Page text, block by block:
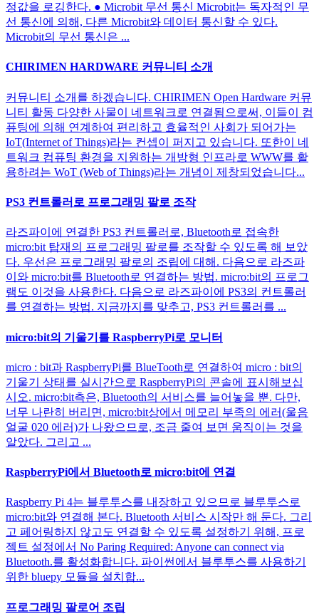
정값을 로깅한다. ● Microbit 무선 통신 Microbit는 독자적인 무
선 통신에 의해, 다른 Microbit와 데이터 통신할 수 있다.
Microbit의 무선 통신은 ...
CHIRIMEN HARDWARE 커뮤니티 소개
커뮤니티 소개를 하겠습니다. CHIRIMEN Open Hardware 커뮤
니티 활동 다양한 사물이 네트워크로 연결됨으로써, 이들이 컴
퓨팅에 의해 연계하여 편리하고 효율적인 사회가 되어가는
IoT(Internet of Things)라는 컨셉이 퍼지고 있습니다. 또한이 네
트워크 컴퓨팅 환경을 지원하는 개방형 인프라로 WWW를 활
용하려는 WoT (Web of Things)라는 개념이 제창되었습니다...
PS3 컨트롤러로 프로그래밍 팔로 조작
라즈파이에 연결한 PS3 컨트롤러로, Bluetooth로 접속한
micro:bit 탑재의 프로그래밍 팔로를 조작할 수 있도록 해 보았
다. 우선은 프로그래밍 팔로의 조립에 대해. 다음으로 라즈파
이와 micro:bit를 Bluetooth로 연결하는 방법. micro:bit의 프로그
램도 이것을 사용한다. 다음으로 라즈파이에 PS3의 컨트롤러
를 연결하는 방법. 지금까지를 맞추고, PS3 컨트롤러를 ...
micro:bit의 기울기를 RaspberryPi로 모니터
micro : bit과 RaspberryPi를 BlueTooth로 연결하여 micro : bit의
기울기 상태를 실시간으로 RaspberryPi의 콘솔에 표시해보십
시오. micro:bit측은, Bluetooth의 서비스를 늘어놓을 뿐. 다만,
너무 나란히 버리면, micro:bit상에서 메모리 부족의 에러(울음
얼굴 020 에러)가 나왔으므로, 조금 줄여 보면 움직이는 것을
알았다. 그리고 ...
RaspberryPi에서 Bluetooth로 micro:bit에 연결
Raspberry Pi 4는 블루투스를 내장하고 있으므로 블루투스로
micro:bit와 연결해 본다. Bluetooth 서비스 시작만 해 둔다. 그리
고 페어링하지 않고도 연결할 수 있도록 설정하기 위해, 프로
젝트 설정에서 No Paring Required: Anyone can connect via
Bluetooth.를 활성화합니다. 파이썬에서 블루투스를 사용하기
위한 bluepy 모듈을 설치합...
프로그래밍 팔로어 조립